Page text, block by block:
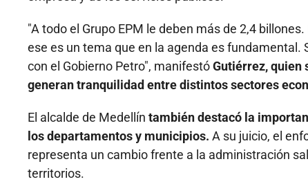
"A todo el Grupo EPM le deben más de 2,4
ese es un tema que en la agenda es
con el Gobierno Petro", manifestóGutiérrez, quien
generan tranquilidad entre distintos sectores
El alcalde de Medellín también destacó la
los departamentos y municipios. A su juicio, el
representa un cambio frente a la administración
territorios.